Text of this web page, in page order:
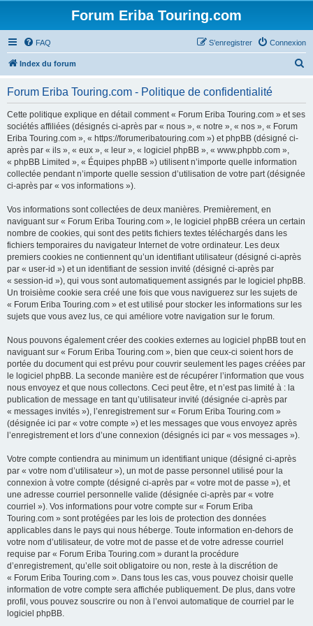
Forum Eriba Touring.com
FAQ Connexion
S’enregistrer
Index du forum
Forum Eriba Touring.com - Politique de confidentialité
Cette politique explique en détail comment « Forum Eriba Touring.com » et ses
sociétés affiliées (désignés ci-après par « nous », « notre », « nos », « Forum
Eriba Touring.com », « https://forumeribatouring.com ») et phpBB (désigné ci-
après par « ils », « eux », « leur », « logiciel phpBB », « www.phpbb.com »,
« phpBB Limited », « Équipes phpBB ») utilisent n’importe quelle information
collectée pendant n’importe quelle session d’utilisation de votre part (désignée
ci-après par « vos informations »).
Vos informations sont collectées de deux manières. Premièrement, en
naviguant sur « Forum Eriba Touring.com », le logiciel phpBB créera un certain
nombre de cookies, qui sont des petits fichiers textes téléchargés dans les
fichiers temporaires du navigateur Internet de votre ordinateur. Les deux
premiers cookies ne contiennent qu’un identifiant utilisateur (désigné ci-après
par « user-id ») et un identifiant de session invité (désigné ci-après par
« session-id »), qui vous sont automatiquement assignés par le logiciel phpBB.
Un troisième cookie sera créé une fois que vous naviguerez sur les sujets de
« Forum Eriba Touring.com » et est utilisé pour stocker les informations sur les
sujets que vous avez lus, ce qui améliore votre navigation sur le forum.
Nous pouvons également créer des cookies externes au logiciel phpBB tout en
naviguant sur « Forum Eriba Touring.com », bien que ceux-ci soient hors de
portée du document qui est prévu pour couvrir seulement les pages créées par
le logiciel phpBB. La seconde manière est de récupérer l’information que vous
nous envoyez et que nous collectons. Ceci peut être, et n’est pas limité à : la
publication de message en tant qu’utilisateur invité (désignée ci-après par
« messages invités »), l’enregistrement sur « Forum Eriba Touring.com »
(désignée ici par « votre compte ») et les messages que vous envoyez après
l’enregistrement et lors d’une connexion (désignés ici par « vos messages »).
Votre compte contiendra au minimum un identifiant unique (désigné ci-après
par « votre nom d’utilisateur »), un mot de passe personnel utilisé pour la
connexion à votre compte (désigné ci-après par « votre mot de passe »), et
une adresse courriel personnelle valide (désignée ci-après par « votre
courriel »). Vos informations pour votre compte sur « Forum Eriba
Touring.com » sont protégées par les lois de protection des données
applicables dans le pays qui nous héberge. Toute information en-dehors de
votre nom d’utilisateur, de votre mot de passe et de votre adresse courriel
requise par « Forum Eriba Touring.com » durant la procédure
d’enregistrement, qu’elle soit obligatoire ou non, reste à la discrétion de
« Forum Eriba Touring.com ». Dans tous les cas, vous pouvez choisir quelle
information de votre compte sera affichée publiquement. De plus, dans votre
profil, vous pouvez souscrire ou non à l’envoi automatique de courriel par le
logiciel phpBB.